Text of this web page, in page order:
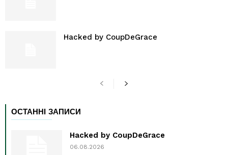
Hacked by CoupDeGrace
ОСТАННІ ЗАПИСИ
Hacked by CoupDeGrace
06.08.2026